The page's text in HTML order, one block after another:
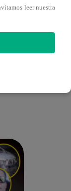
leer nuestra